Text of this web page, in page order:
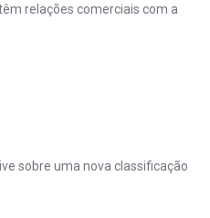
relações comerciais com a
sobre uma nova classificação